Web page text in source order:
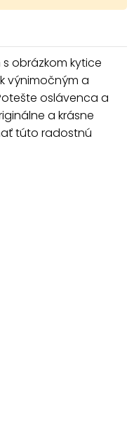
obrázkom kytice
výnimočným a
oslávenca a
a krásne
túto radostnú